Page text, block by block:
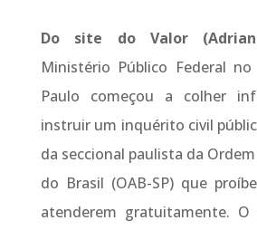
Do site do Valor
Ministério Público Federal
Paulo começou a colher
instruir um inquérito civil
da seccional paulista da
do Brasil (OAB-SP) que
atenderem gratuitamente. O